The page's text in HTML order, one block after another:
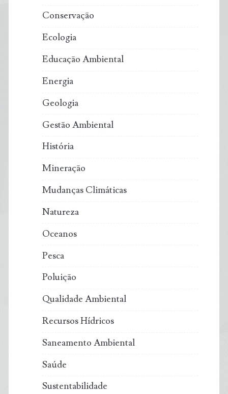
Conservação
Ecologia
Educação Ambiental
Energia
Geologia
Gestão Ambiental
História
Mineração
Mudanças Climáticas
Natureza
Oceanos
Pesca
Poluição
Qualidade Ambiental
Recursos Hídricos
Saneamento Ambiental
Saúde
Sustentabilidade